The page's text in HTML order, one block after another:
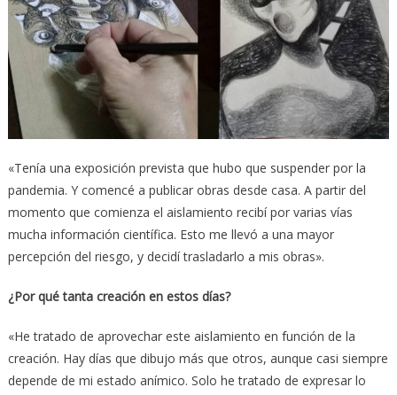
«Tenía una exposición prevista que hubo que suspender por la
pandemia. Y comencé a publicar obras desde casa. A partir del
momento que comienza el aislamiento recibí por varias vías
mucha información científica. Esto me llevó a una mayor
percepción del riesgo, y decidí trasladarlo a mis obras».
¿Por qué tanta creación en estos días?
«He tratado de aprovechar este aislamiento en función de la
creación. Hay días que dibujo más que otros, aunque casi siempre
depende de mi estado anímico. Solo he tratado de expresar lo